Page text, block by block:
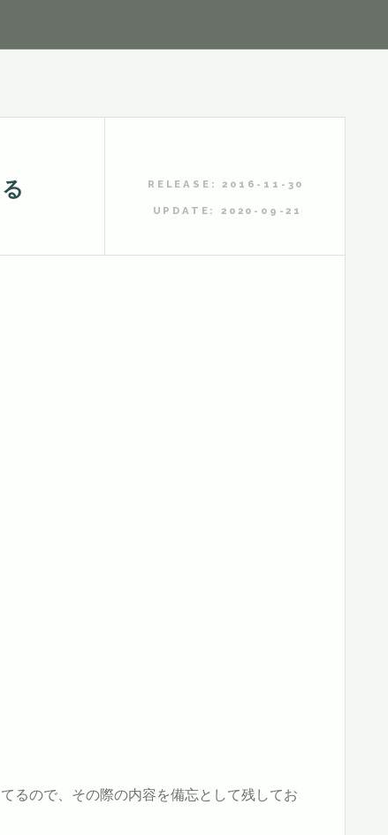
RELEASE: 2016-11-30
UPDATE: 2020-09-21
るので、その際の内容を備忘として残してお